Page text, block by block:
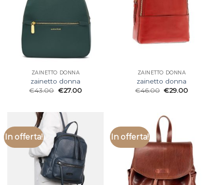
ZAINETTO DONNA
zainetto donna
€43.00 €27.00
ZAINETTO DONNA
zainetto donna
€46.00 €29.00
In offerta! In offerta!